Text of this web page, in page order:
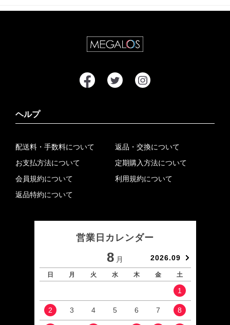
ヘルプ
配送料・手数料について
お支払方法について
会員規約について
返品特約について
返品・交換について
定期購入方法について
利用規約について
営業日カレンダー
8 月 2026.09
日 月 火 水 木 金 土
1
2 3 4 5 6 7 8